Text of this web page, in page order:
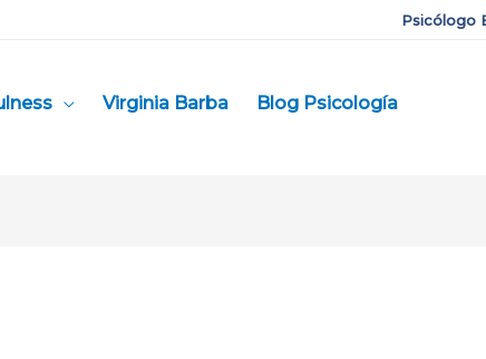
Psicólogo
Virginia Barba Blog Psicología